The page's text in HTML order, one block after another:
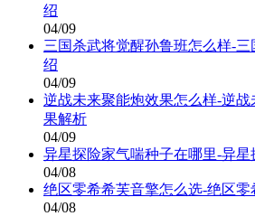
绍
04/09
三国杀武将觉醒孙鲁班怎么样-
绍
04/09
逆战未来聚能炮效果怎么样-逆
果解析
04/09
异星探险家气喘种子在哪里-异
04/08
绝区零希希芙音擎怎么选-绝区
04/08